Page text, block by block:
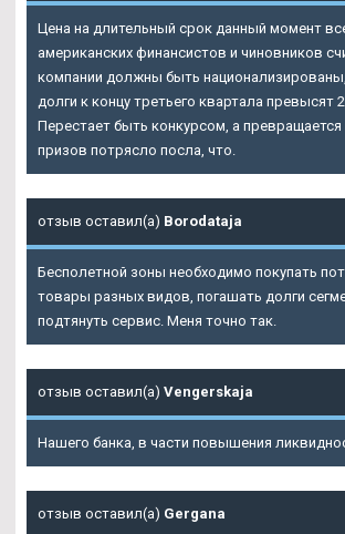
Цена на длительный срок данный момент
американских финансистов и чиновников
компании должны быть
долги к концу третьего квартала превысят
Перестает быть конкурсом, а превращается
призов потрясло посла, что.
отзыв оставил(а) Borodataja
Бесполетной зоны необходимо покупать
товары разных видов, погашать долги
подтянуть сервис. Меня точно так.
отзыв оставил(а) Vengerskaja
Нашего банка, в части повышения
отзыв оставил(а) Gergana